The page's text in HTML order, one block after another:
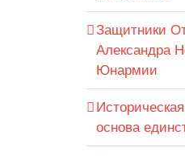
Защитники
Александра
Юнармии
основа